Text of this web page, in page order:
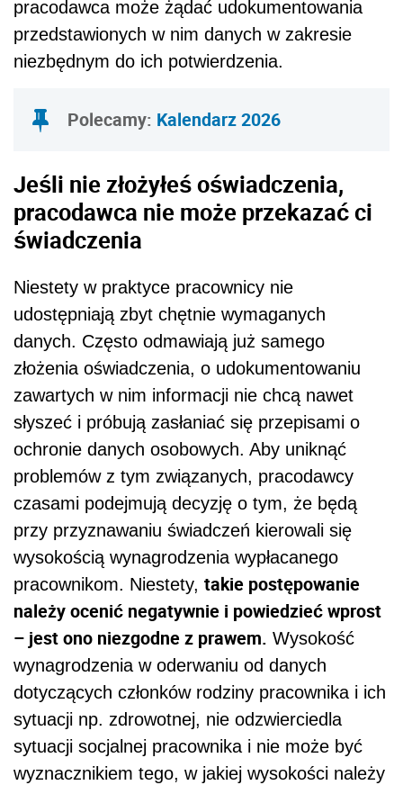
pracodawca może żądać udokumentowania
przedstawionych w nim danych w zakresie
niezbędnym do ich potwierdzenia.
Polecamy: Kalendarz 2026
Jeśli nie złożyłeś oświadczenia,
pracodawca nie może przekazać ci
świadczenia
Niestety w praktyce pracownicy nie
udostępniają zbyt chętnie wymaganych
danych. Często odmawiają już samego
złożenia oświadczenia, o udokumentowaniu
zawartych w nim informacji nie chcą nawet
słyszeć i próbują zasłaniać się przepisami o
ochronie danych osobowych. Aby uniknąć
problemów z tym związanych, pracodawcy
czasami podejmują decyzję o tym, że będą
przy przyznawaniu świadczeń kierowali się
wysokością wynagrodzenia wypłacanego
pracownikom. Niestety, takie postępowanie
należy ocenić negatywnie i powiedzieć wprost
– jest ono niezgodne z prawem. Wysokość
wynagrodzenia w oderwaniu od danych
dotyczących członków rodziny pracownika i ich
sytuacji np. zdrowotnej, nie odzwierciedla
sytuacji socjalnej pracownika i nie może być
wyznacznikiem tego, w jakiej wysokości należy